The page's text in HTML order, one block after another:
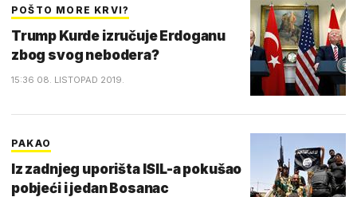
POŠTO MORE KRVI?
Trump Kurde izručuje Erdoganu
zbog svog nebodera?
15:36 08. LISTOPAD 2019.
PAKAO
Iz zadnjeg uporišta ISIL-a pokušao
pobjeći i jedan Bosanac